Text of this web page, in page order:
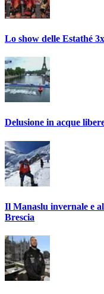
Lo show delle Estathé
Delusione in acque
Il Manaslu invernale e
Brescia